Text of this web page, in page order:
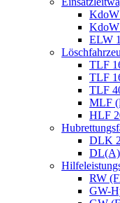
KdoW
KdoW
ELW
TLF
TLF
TLF
MLF
HLF
DLK
RW
GW-